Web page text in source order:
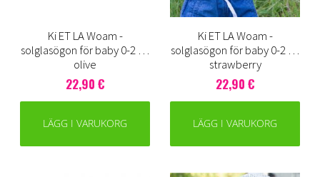
Ki ET LA Woam -
solglasögon för baby 0-2 år,
olive
22,90 €
LÄGG I VARUKORG
Ki ET LA Woam -
solglasögon för baby 0-2 år,
strawberry
22,90 €
LÄGG I VARUKORG